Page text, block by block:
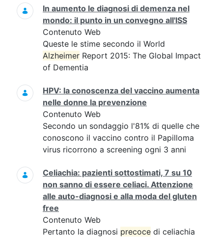
In aumento le diagnosi di demenza nel
mondo: il punto in un convegno all'ISS
Contenuto Web
Queste le stime secondo il World
Alzheimer Report 2015: The Global Impact
of Dementia
HPV: la conoscenza del vaccino aumenta
nelle donne la prevenzione
Contenuto Web
Secondo un sondaggio l'81% di quelle che
conoscono il vaccino contro il Papilloma
virus ricorrono a screening ogni 3 anni
Celiachia: pazienti sottostimati, 7 su 10
non sanno di essere celiaci. Attenzione
alle auto-diagnosi e alla moda del gluten
free
Contenuto Web
Pertanto la diagnosi precoce di celiachia